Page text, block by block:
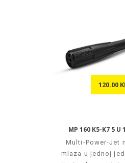
120.00
MP 160 K5-K7 5 U
Multi-Power-Jet
mlaza u jednoj